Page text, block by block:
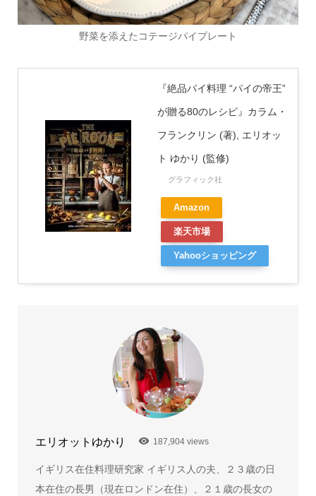
野菜を添えたコテージパイプレート
『絶品パイ料理 “パイの帝王”
が贈る80のレシピ』カラム・
フランクリン (著), エリオッ
ト ゆかり (監修)
グラフィック社
Amazon
楽天市場
Yahooショッピング
エリオットゆかり 187,904 views
イギリス在住料理研究家 イギリス人の夫、２３歳の日
本在住の長男（現在ロンドン在住）、２１歳の長女の